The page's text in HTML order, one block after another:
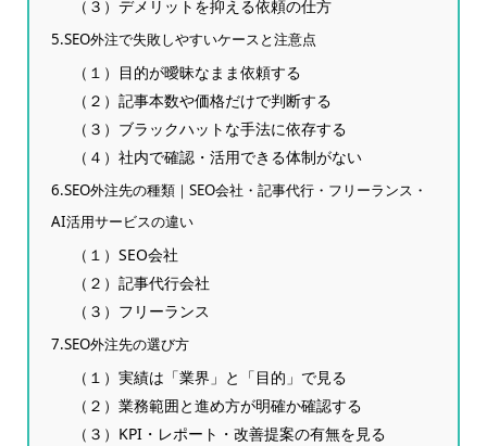
（３）デメリットを抑える依頼の仕方
5.SEO外注で失敗しやすいケースと注意点
（１）目的が曖昧なまま依頼する
（２）記事本数や価格だけで判断する
（３）ブラックハットな手法に依存する
（４）社内で確認・活用できる体制がない
6.SEO外注先の種類｜SEO会社・記事代行・フリーランス・
AI活用サービスの違い
（１）SEO会社
（２）記事代行会社
（３）フリーランス
7.SEO外注先の選び方
（１）実績は「業界」と「目的」で見る
（２）業務範囲と進め方が明確か確認する
（３）KPI・レポート・改善提案の有無を見る